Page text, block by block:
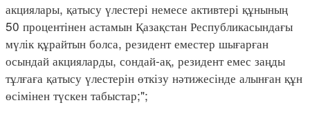
акциялары, қатысу үлестері немесе активтері құнының
50 процентінен астамын Қазақстан Республикасындағы
мүлік құрайтын болса, резидент еместер шығарған
осындай акцияларды, сондай-ақ, резидент емес заңды
тұлғаға қатысу үлестерін өткізу нәтижесінде алынған құн
өсімінен түскен табыстар;";